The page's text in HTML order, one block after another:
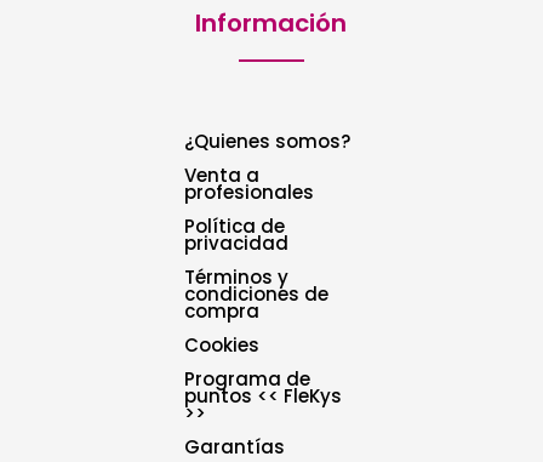
Información
¿Quienes somos?
Venta a
profesionales
Política de
privacidad
Términos y
condiciones de
compra
Cookies
Programa de
puntos << FleKys
>>
Garantías